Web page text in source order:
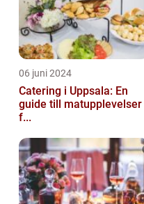
06 juni 2024
Catering i Uppsala: En
guide till matupplevelser
f...